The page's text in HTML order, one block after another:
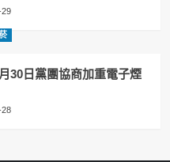
30日黨團協商加重電子煙